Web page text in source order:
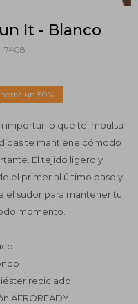
It - Blanco
7408
50
importar lo que te impulsa
te mantiene cómodo
El tejido ligero y
el primer al último paso y
el sudor para mantener tu
momento.
reciclado
AEROREADY